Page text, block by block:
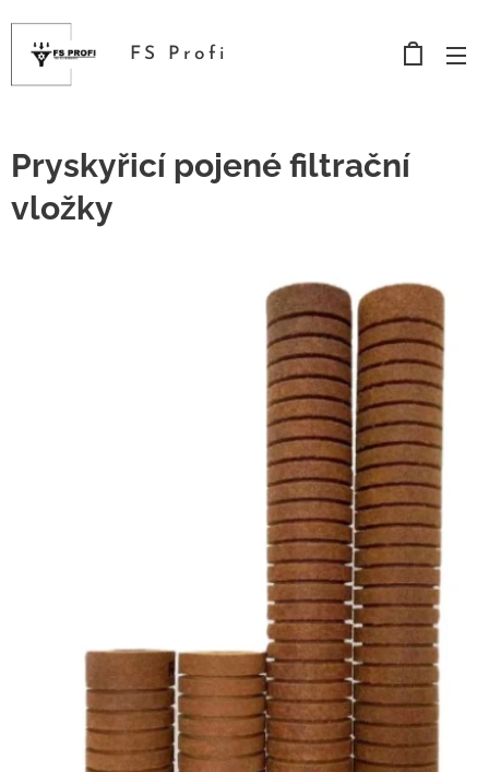
FS Profi
Pryskyřicí pojené filtrační
vložky